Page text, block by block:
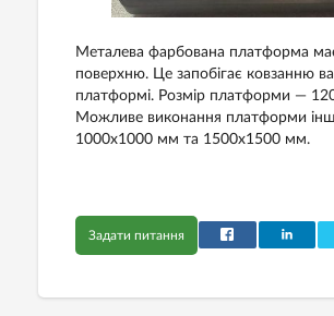
Металева фарбована платформа
поверхню. Це запобігає ковзанню
платформі. Розмір платформи —
Можливе виконання платформи
1000х1000 мм та 1500х1500 мм.
Задати питання